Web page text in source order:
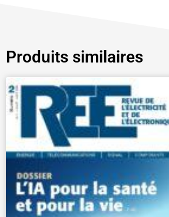
Produits similaires